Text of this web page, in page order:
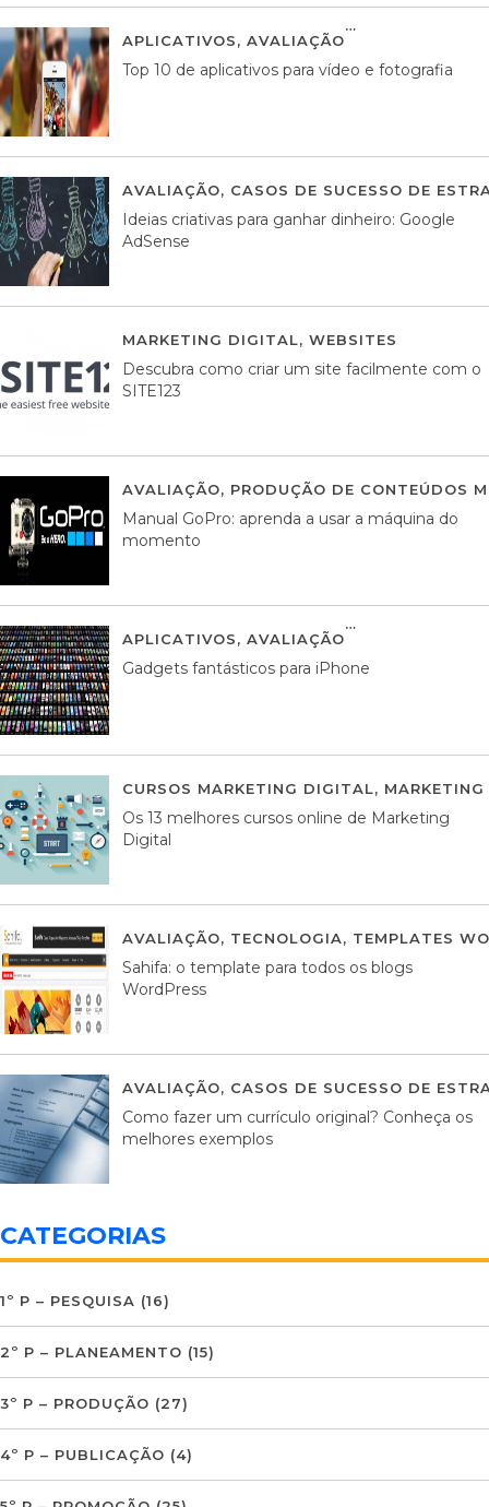
APLICATIVOS, AVALIAÇÃO
Top 10 de aplicativos para vídeo e fotografia
AVALIAÇÃO, CASOS DE SUCESSO DE
Ideias criativas para ganhar dinheiro: Google
AdSense
MARKETING DIGITAL, WEBSITES
Descubra como criar um site facilmente com o
SITE123
AVALIAÇÃO, PRODUÇÃO DE CONTEÚDOS
Manual GoPro: aprenda a usar a máquina do
momento
APLICATIVOS, AVALIAÇÃO
Gadgets fantásticos para iPhone
CURSOS MARKETING DIGITAL,
Os 13 melhores cursos online de Marketing
Digital
AVALIAÇÃO, TECNOLOGIA, TEMPLATES
Sahifa: o template para todos os blogs
WordPress
AVALIAÇÃO, CASOS DE SUCESSO DE
Como fazer um currículo original? Conheça os
melhores exemplos
CATEGORIAS
1º P – PESQUISA (16)
2º P – PLANEAMENTO (15)
3º P – PRODUÇÃO (27)
4º P – PUBLICAÇÃO (4)